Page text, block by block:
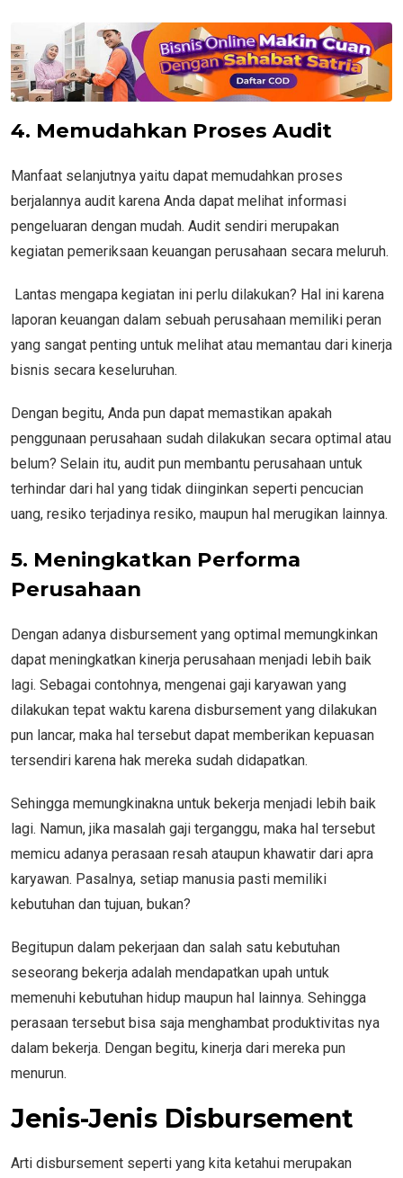
4. Memudahkan Proses Audit
Manfaat selanjutnya yaitu dapat memudahkan proses
berjalannya audit karena Anda dapat melihat informasi
pengeluaran dengan mudah. Audit sendiri merupakan
kegiatan pemeriksaan keuangan perusahaan secara meluruh.
Lantas mengapa kegiatan ini perlu dilakukan? Hal ini karena
laporan keuangan dalam sebuah perusahaan memiliki peran
yang sangat penting untuk melihat atau memantau dari kinerja
bisnis secara keseluruhan.
Dengan begitu, Anda pun dapat memastikan apakah
penggunaan perusahaan sudah dilakukan secara optimal atau
belum? Selain itu, audit pun membantu perusahaan untuk
terhindar dari hal yang tidak diinginkan seperti pencucian
uang, resiko terjadinya resiko, maupun hal merugikan lainnya.
5. Meningkatkan Performa
Perusahaan
Dengan adanya disbursement yang optimal memungkinkan
dapat meningkatkan kinerja perusahaan menjadi lebih baik
lagi. Sebagai contohnya, mengenai gaji karyawan yang
dilakukan tepat waktu karena disbursement yang dilakukan
pun lancar, maka hal tersebut dapat memberikan kepuasan
tersendiri karena hak mereka sudah didapatkan.
Sehingga memungkinakna untuk bekerja menjadi lebih baik
lagi. Namun, jika masalah gaji terganggu, maka hal tersebut
memicu adanya perasaan resah ataupun khawatir dari apra
karyawan. Pasalnya, setiap manusia pasti memiliki
kebutuhan dan tujuan, bukan?
Begitupun dalam pekerjaan dan salah satu kebutuhan
seseorang bekerja adalah mendapatkan upah untuk
memenuhi kebutuhan hidup maupun hal lainnya. Sehingga
perasaan tersebut bisa saja menghambat produktivitas nya
dalam bekerja. Dengan begitu, kinerja dari mereka pun
menurun.
Jenis-Jenis Disbursement
Arti disbursement seperti yang kita ketahui merupakan